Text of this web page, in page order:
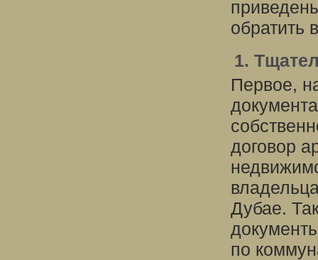
обратить
1.
Первое,
договор
Дубае.
по